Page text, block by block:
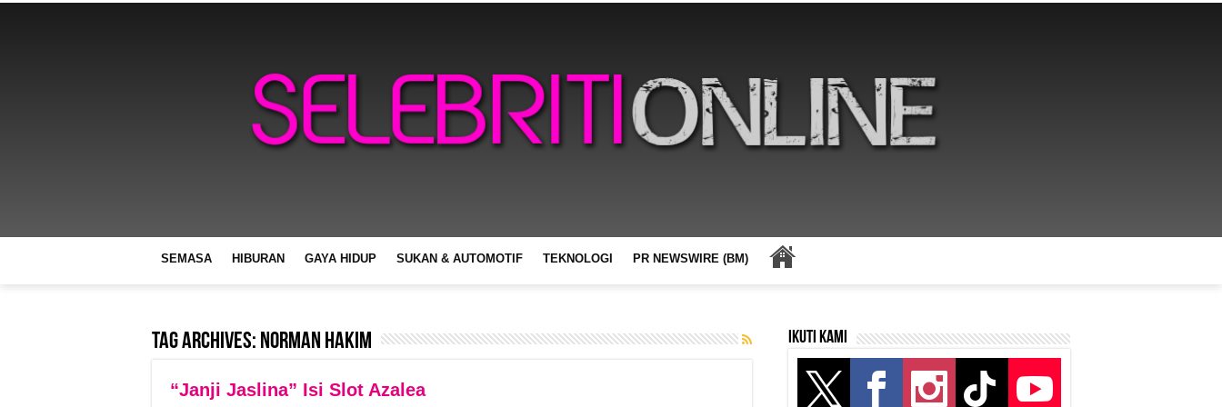
SEMASA HIBURAN GAYA HIDUP SUKAN & AUTOMOTIF TEKNOLOGI PR NEWSWIRE (BM)
Tag Archives: norman hakim
“Janji Jaslina” Isi Slot Azalea
Ikuti kami